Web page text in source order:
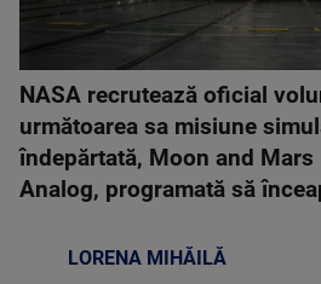
NASA recrutează oficial
următoarea sa misiune
îndepărtată, Moon and Mars
Analog, programată să
LORENA MIHĂILĂ